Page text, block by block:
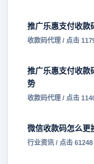
推广乐惠支付收款
收款码代理 / 点击
推广乐惠支付收款
势
收款码代理 / 点击
微信收款码怎么更
行业资讯 / 点击 61248